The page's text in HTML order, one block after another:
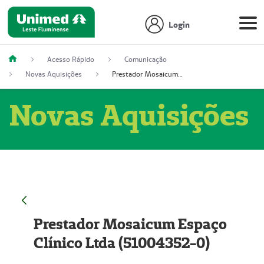
Login
Acesso Rápido
Comunicação
Novas Aquisições
Prestador Mosaicum Espaço Clínico Ltda (51004352-0)
Novas Aquisições
Prestador Mosaicum Espaço
Clínico Ltda (51004352-0)